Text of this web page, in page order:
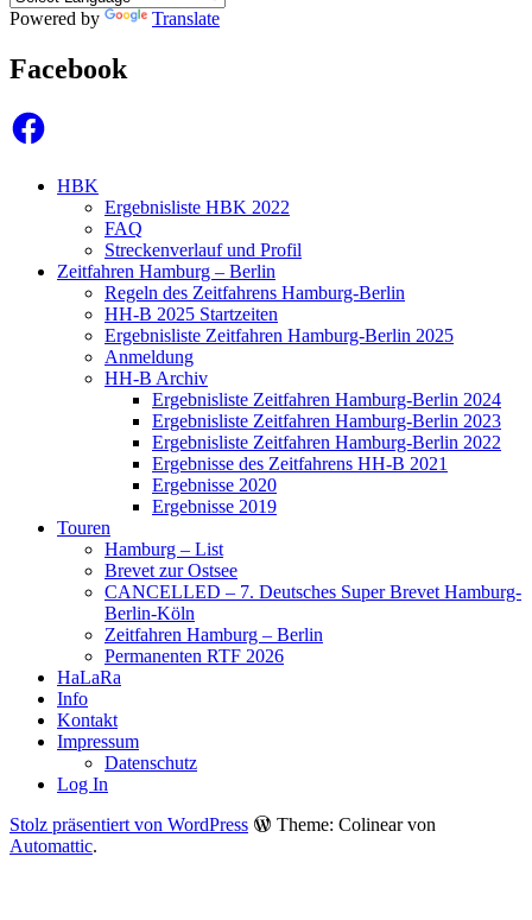
Powered by Translate
Facebook
Facebook
HBK
Ergebnisliste HBK 2022
FAQ
Streckenverlauf und Profil
Zeitfahren Hamburg – Berlin
Regeln des Zeitfahrens Hamburg-Berlin
HH-B 2025 Startzeiten
Ergebnisliste Zeitfahren Hamburg-Berlin 2025
Anmeldung
HH-B Archiv
Ergebnisliste Zeitfahren Hamburg-Berlin 2024
Ergebnisliste Zeitfahren Hamburg-Berlin 2023
Ergebnisliste Zeitfahren Hamburg-Berlin 2022
Ergebnisse des Zeitfahrens HH-B 2021
Ergebnisse 2020
Ergebnisse 2019
Touren
Hamburg – List
Brevet zur Ostsee
CANCELLED – 7. Deutsches Super Brevet Hamburg-
Berlin-Köln
Zeitfahren Hamburg – Berlin
Permanenten RTF 2026
HaLaRa
Info
Kontakt
Impressum
Datenschutz
Log In
Stolz präsentiert von WordPress
Theme: Colinear von
Automattic.